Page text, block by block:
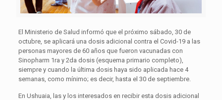
El Ministerio de Salud informó que el próximo sábado, 30 de
octubre, se aplicará una dosis adicional contra el Covid-19 a las
personas mayores de 60 años que fueron vacunadas con
Sinopharm 1ra y 2da dosis (esquema primario completo),
siempre y cuando la última dosis haya sido aplicada hace 4
semanas, como mínimo; es decir, hasta el 30 de septiembre.
En Ushuaia, las y los interesados en recibir esta dosis adicional